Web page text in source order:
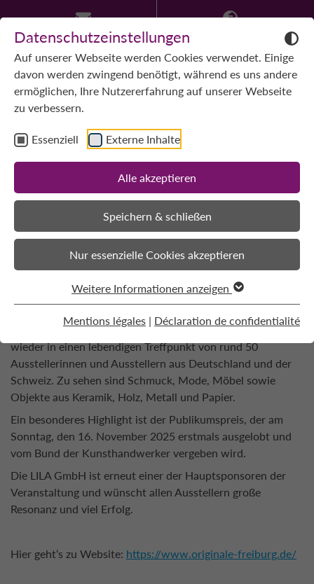
Datenschutzeinstellungen
Auf unserer Webseite werden Cookies verwendet. Einige
davon werden zwingend benötigt, während es uns andere
ermöglichen, Ihre Nutzererfahrung auf unserer Webseite
zu verbessern.
Essenziell Externe Inhalte
Alle akzeptieren
Speichern & schließen
Nur essenzielle Cookies akzeptieren
Weitere Informationen anzeigen
Mentions légales | Déclaration de confidentialité
13/11/2025
LILA erneut Hauptsponsor
der Kunstmesse ORIGINALE
Die erstmals im Jahr 2016 veranstaltete ORIGINALE hat
sich zu einer jährlichen Ausstellung für Design, Handwerk
und Kunst in Freiburg entwickelt.
November statt und verwandelt das Forum Merzhausen
wieder in einen lebendigen Treffpunkt von rund 50
Ausstellerinnen und Ausstellern aus Deutschland und der
Schweiz. Zu sehen sind Schmuck, Mode, Möbel sowie
Objekte aus Keramik, Holz, Metall und Papier.
Ein besonderes Highlight ist der Publikumspreis, der am
Sonntag, den 16. November 2025 erstmals ausgelobt und
vom Bund der Kunsthandwerker vergeben wird.
Die LILA GmbH ist erneut einer der Hauptsponsoren der
Veranstaltung und wünscht allen Ausstellern große
Resonanz und viel Erfolg.
Hier geht‘s zu Website: https://www.originale-freiburg.de/